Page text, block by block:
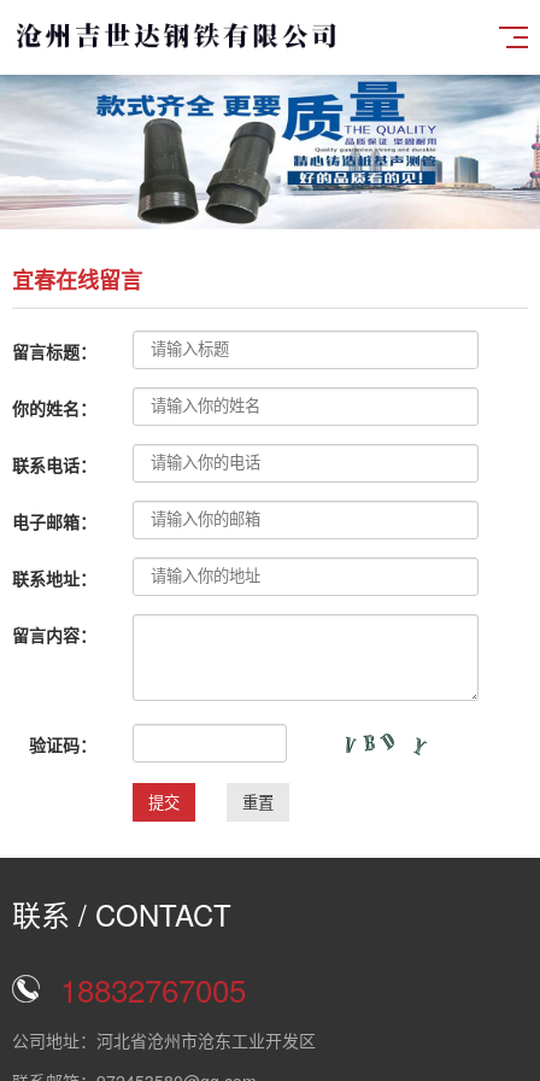
宜春在线留言
留言标题：
你的姓名：
联系电话：
电子邮箱：
联系地址：
留言内容：
验证码：
联系 / CONTACT
18832767005
公司地址：河北省沧州市沧东工业开发区